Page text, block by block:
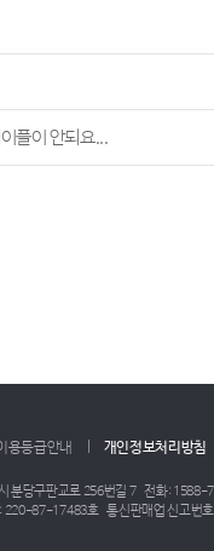
플이 안되요...
용등급안내 개인정보처리방침
분당구판교로 256번길 7 전화: 1588-
: 220-87-17483호 통신판매업 신고번